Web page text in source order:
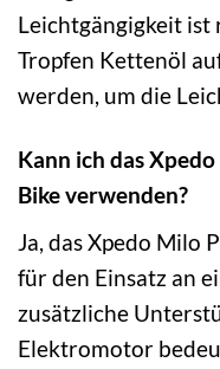
Leichtgängigkeit ist
Tropfen Kettenöl
werden, um die
Kann ich das
Bike verwenden?
Ja, das Xpedo Milo
für den Einsatz an
zusätzliche
Elektromotor